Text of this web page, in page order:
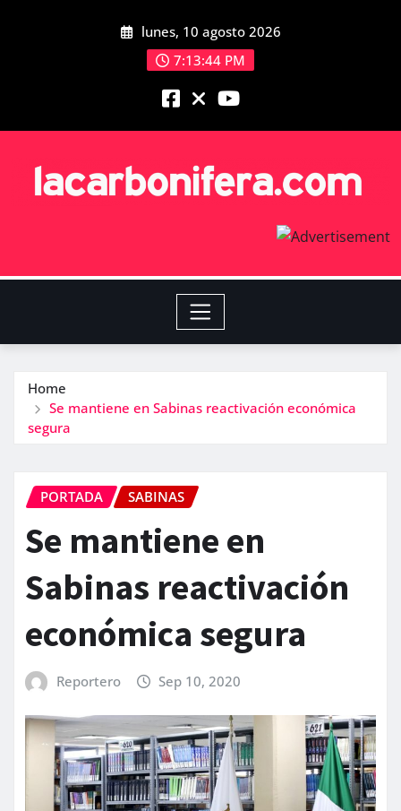
lunes, 10 agosto 2026
7:13:45 PM
Home
Se mantiene en Sabinas reactivación económica
segura
PORTADA SABINAS
Se mantiene en
Sabinas reactivación
económica segura
Reportero Sep 10, 2020